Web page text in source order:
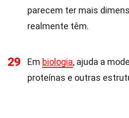
parecem ter mais
realmente têm.
29 Em biologia, ajuda a
proteínas e outras